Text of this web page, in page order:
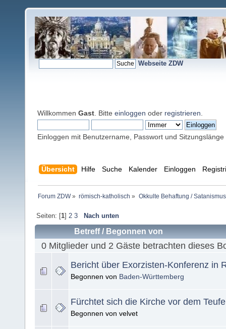
Webseite ZDW
Willkommen Gast . Bitte einloggen oder registrieren
Einloggen mit Benutzername, Passwort und Sitzungslänge
Übersicht Hilfe Suche Kalender Einloggen
Forum ZDW» römisch-katholisch » Okkulte Behaftung /
Seiten: [1] 2 3 Nach unten
Betreff/ Begonnen von
0 Mitglieder und 2 Gäste betrachten dieses
Bericht über Exorzisten-Konferenz in
Begonnen von Baden-Württemberg
Fürchtet sich die Kirche vor dem
Begonnen von velvet